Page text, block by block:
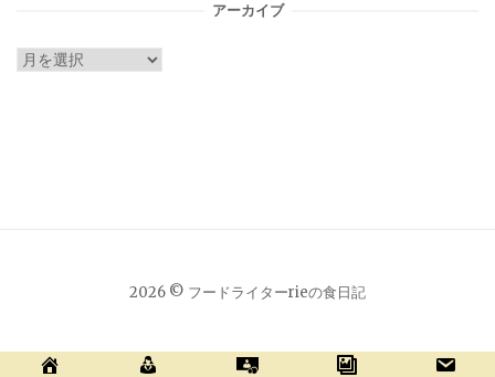
アーカイブ
ア
2026 © フードライターrieの食日記